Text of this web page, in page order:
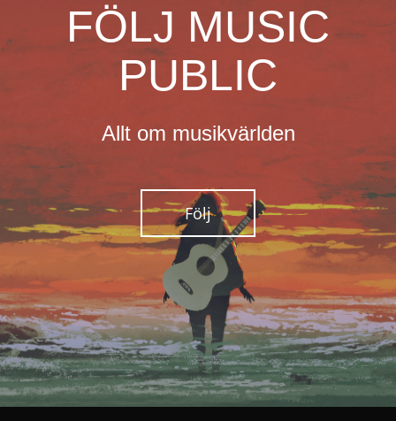
FÖLJ MUSIC
PUBLIC
Allt om musikvärlden
Följ